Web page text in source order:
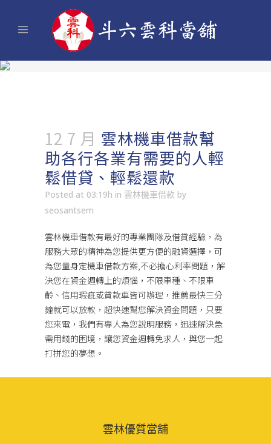
12 7 月 雲林機車借款幫
助各行各業有需要的人輕
鬆借貸、輕鬆還款
Posted at 03:19h in 雲林機車借款 by
seosantsem
雲林機車借款有最好的專業團隊及借貸經驗，為
服務大眾的精神為您提供更方便的融資選擇，可
為您量身定機車借款方案,不必擔心利率問題，解
決您在資金週轉上的煩惱，不限車種、不限車
齡、信用瑕疵或貸款車皆可辦理，推薦最快三分
鐘就可以放款，超快速幫您解決資金問題，只要
您來電，我們有專人為您說明服務，迅速解決急
需用錢的困境，讓您資金週轉免求人，與您一起
打拼您的夢想。
雲林優質當舖